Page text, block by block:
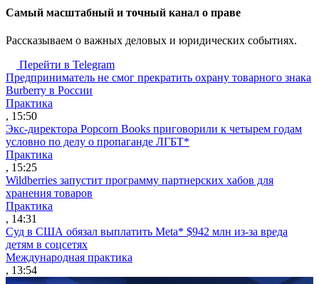
Cамый масштабный и точный канал о праве
Рассказываем о важных деловых и юридических событиях.
Перейти в Telegram
Предприниматель не смог прекратить охрану товарного знака
Burberry в России
Практика
, 15:50
Экс-директора Popcorn Books приговорили к четырем годам
условно по делу о пропаганде ЛГБТ*
Практика
, 15:25
Wildberries запустит программу партнерских хабов для
хранения товаров
Практика
, 14:31
Суд в США обязал выплатить Meta* $942 млн из-за вреда
детям в соцсетях
Международная практика
, 13:54